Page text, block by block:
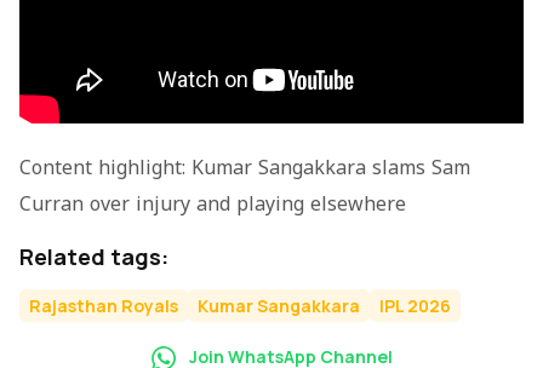
Content highlight: Kumar Sangakkara slams Sam
Curran over injury and playing elsewhere
Related tags:
Rajasthan Royals Kumar Sangakkara IPL 2026
Join WhatsApp Channel